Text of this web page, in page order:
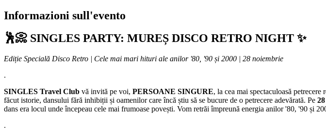
Informazioni sull'evento
🕺📀 SINGLES PARTY: MUREȘ DISCO RETRO NIGHT ✨
Ediție Specială Disco Retro | Cele mai mari hituri ale anilor '80, '90 și 2000 | 28 noiembrie
.
SINGLES Travel Club vă invită pe voi, PERSOANE SINGURE, la cea mai spectaculoasă
făcut istorie, dansului fără inhibiții și oamenilor care încă știu să se bucure de o petrecere adevărată. Pe
dans era locul unde începeau cele mai frumoase povești. Vom retrăi împreună energia anilor '80, '90 și
.